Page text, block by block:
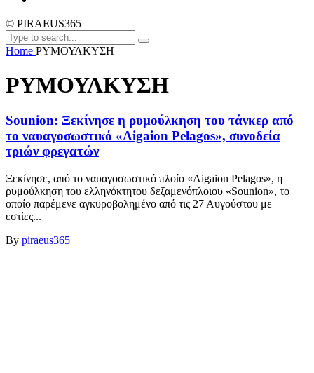
© PIRAEUS365
Home ΡΥΜΟΥΛΚΥΣΗ
ΡΥΜΟΥΛΚΥΣΗ
Sounion: Ξεκίνησε η ρυμούλκηση του τάνκερ από
το ναυαγοσωστικό «Aigaion Pelagos», συνοδεία
τριών φρεγατών
Ξεκίνησε, από το ναυαγοσωστικό πλοίο «Aigaion Pelagos», η
ρυμούλκηση του ελληνόκτητου δεξαμενόπλοιου «Sounion», το
οποίο παρέμενε αγκυροβολημένο από τις 27 Αυγούστου με
εστίες...
By piraeus365